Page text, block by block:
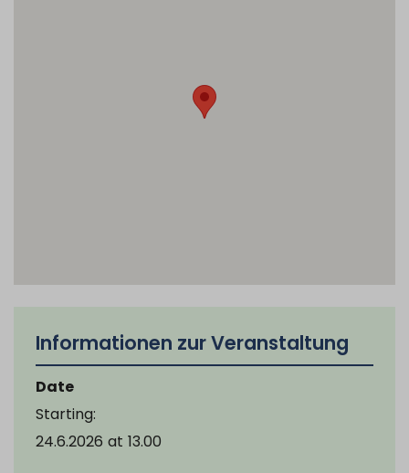
Informationen zur Veranstaltung
Date
Starting:
24.6.2026 at 13.00